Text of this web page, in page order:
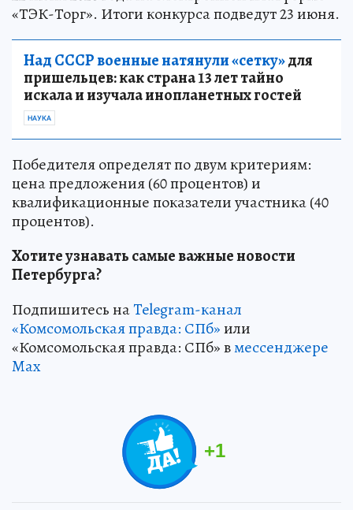
«ТЭК-Торг». Итоги конкурса подведут 23 июня.
Над СССР военные натянули «сетку»для
пришельцев: как страна 13 лет тайно
искала и изучала инопланетных гостей
НАУКА
Победителя определят по двум критериям:
цена предложения (60 процентов) и
квалификационные показатели участника (40
процентов).
Хотите узнавать самые важные новости
Петербурга?
Подпишитесь наTelegram-канал
«Комсомольская правда: СПб»или
«Комсомольская правда: СПб» вмессенджере
Max
+1